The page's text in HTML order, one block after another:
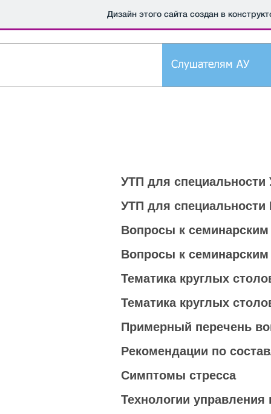
Дизайн этого сайта создан в
Слушателям АУ
УТП для специальности
УТП для
Вопросы к
Вопросы к
Тематика круглых
Тематика круглых
Примерный перечень
Рекомендации по
Симптомы стресса
Технологии